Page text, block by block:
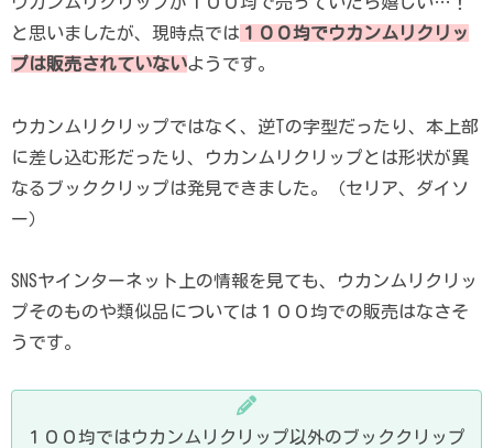
と思いましたが、現時点では １００均でウカンムリクリッ
プは販売されていないようです。
ウカンムリクリップではなく、逆Tの字型だったり、本上部
に差し込む形だったり、ウカンムリクリップとは形状が異
なるブッククリップは発見できました。（セリア、ダイソ
ー）
SNSヤインターネット上の情報を見ても、ウカンムリクリッ
プそのものや類似品については１００均での販売はなさそ
うです。
１００均ではウカンムリクリップ以外のブッククリップ